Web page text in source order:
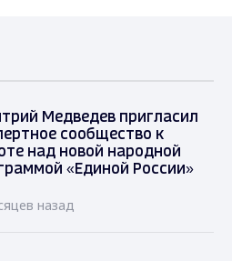
Медведев пригласил
сообщество к
над новой народной
«Единой России»
назад